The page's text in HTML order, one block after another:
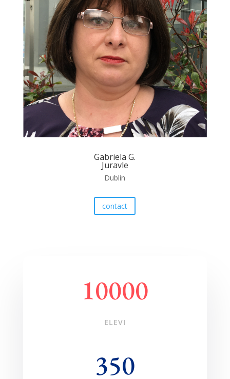
Gabriela G.
Juravle
Dublin
contact
10000
ELEVI
350